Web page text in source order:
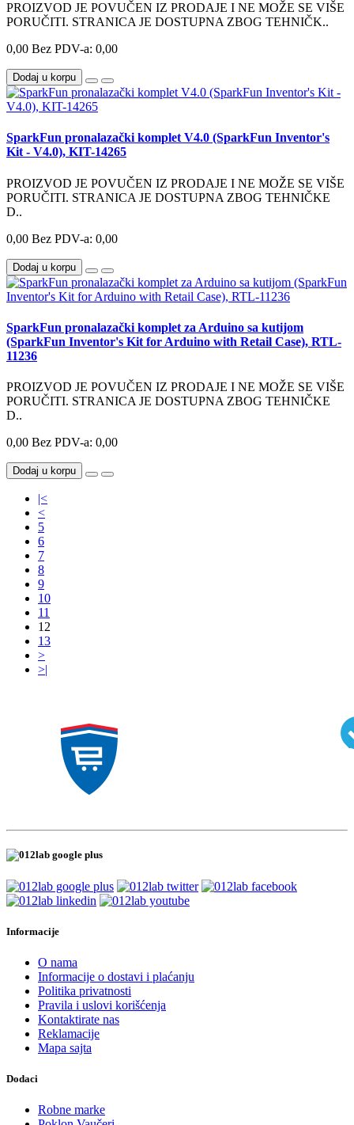
PROIZVOD JE POVUČEN IZ PRODAJE I NE MOŽE SE VIŠE
PORUČITI. STRANICA JE DOSTUPNA ZBOG TEHNIČK..
0,00 Bez PDV-a: 0,00
Dodaj u korpu
SparkFun pronalazački komplet V4.0 (SparkFun Inventor's
Kit - V4.0), KIT-14265
PROIZVOD JE POVUČEN IZ PRODAJE I NE MOŽE SE VIŠE
PORUČITI. STRANICA JE DOSTUPNA ZBOG TEHNIČKE
D..
0,00 Bez PDV-a: 0,00
Dodaj u korpu
SparkFun pronalazački komplet za Arduino sa kutijom
(SparkFun Inventor's Kit for Arduino with Retail Case), RTL-
11236
PROIZVOD JE POVUČEN IZ PRODAJE I NE MOŽE SE VIŠE
PORUČITI. STRANICA JE DOSTUPNA ZBOG TEHNIČKE
D..
0,00 Bez PDV-a: 0,00
Dodaj u korpu
|<
<
5
6
7
8
9
10
11
12
13
>
>|
Informacije
O nama
Informacije o dostavi i plaćanju
Politika privatnosti
Pravila i uslovi korišćenja
Kontaktirate nas
Reklamacije
Mapa sajta
Dodaci
Robne marke